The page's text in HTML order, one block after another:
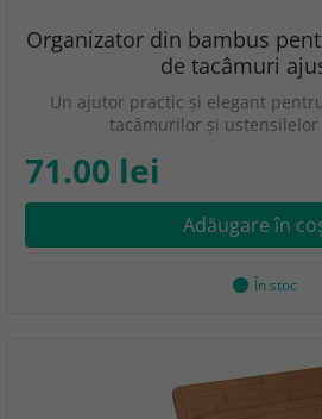
Organizator din bambus
de tacâmuri
Un ajutor practic și elegant
tacâmurilor și
71.00 lei
Adăugare în
În stoc